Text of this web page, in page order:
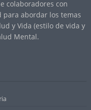
colaboradores con
abordar los temas
y Vida (estilo de vida y
Mental.